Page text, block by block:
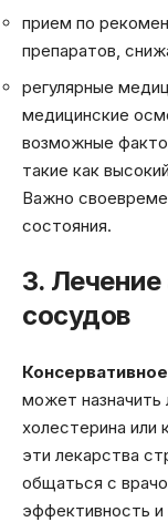
прием по
препаратов,
регулярные
медицинские
возможные
такие как
Важно
состояния.
3. Лечение
сосудов
может назначить
холестерина или
эти лекарства
общаться с
эффективность